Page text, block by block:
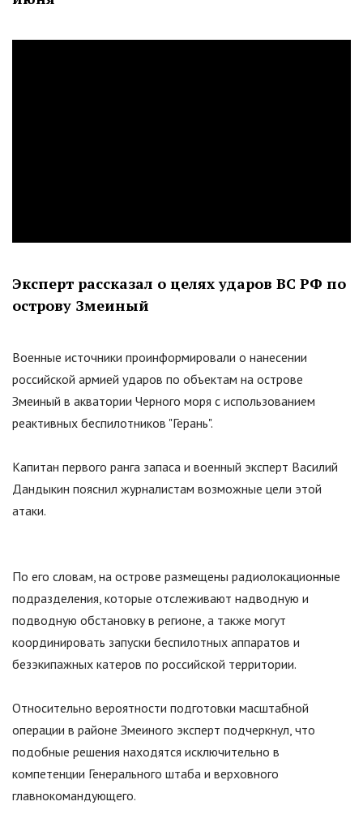
Эксперт рассказал о целях ударов ВС РФ по
острову Змеиный
Военные источники проинформировали о нанесении
российской армией ударов по объектам на острове
Змеиный в акватории Черного моря с использованием
реактивных беспилотников "Герань".
Капитан первого ранга запаса и военный эксперт Василий
Дандыкин пояснил журналистам возможные цели этой
атаки.
По его словам, на острове размещены радиолокационные
подразделения, которые отслеживают надводную и
подводную обстановку в регионе, а также могут
координировать запуски беспилотных аппаратов и
безэкипажных катеров по российской территории.
Относительно вероятности подготовки масштабной
операции в районе Змеиного эксперт подчеркнул, что
подобные решения находятся исключительно в
компетенции Генерального штаба и верховного
главнокомандующего.